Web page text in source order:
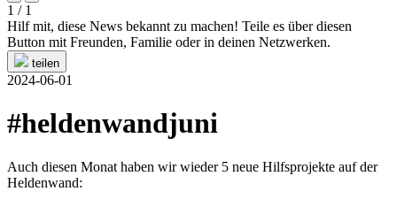
1 / 1
Hilf mit, diese News bekannt zu machen! Teile es über diesen
Button mit Freunden, Familie oder in deinen Netzwerken.
teilen
2024-06-01
#heldenwandjuni
Auch diesen Monat haben wir wieder 5 neue Hilfsprojekte auf der
Heldenwand: